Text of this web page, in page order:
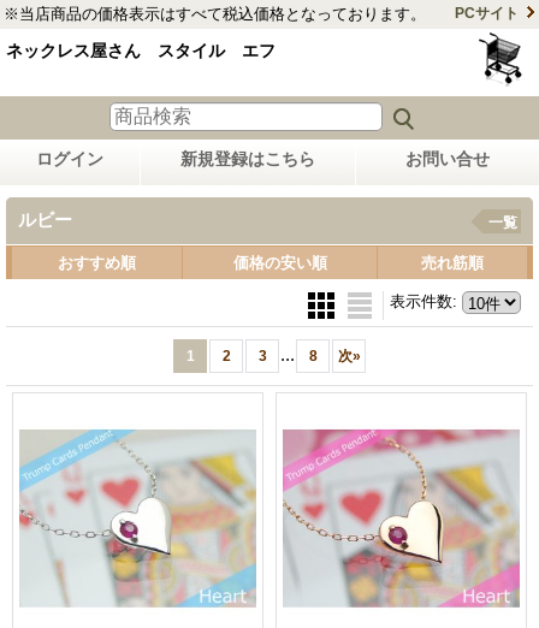
※当店商品の価格表示はすべて税込価格となっております。 PCサイト
ネックレス屋さん スタイル エフ
ログイン 新規登録はこちら お問い合せ
ルビー 一覧
おすすめ順 価格の安い順 売れ筋順
表示件数:
1 2 3 ... 8 次»